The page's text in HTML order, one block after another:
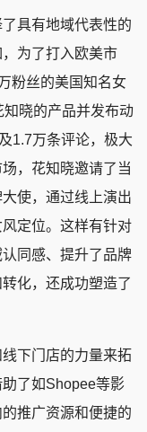
具有地域代表性的
为了打入欧美市
粉丝的美国知名女
晓的产品并发布动
1.7万条评论，极大
，花知晓邀请了当
使，通过线上演出
定位。这样有针对
同感、提升了品牌
化，还成功塑造了
下门店的力量来拓
了如Shopee等影
推广资源和便捷的